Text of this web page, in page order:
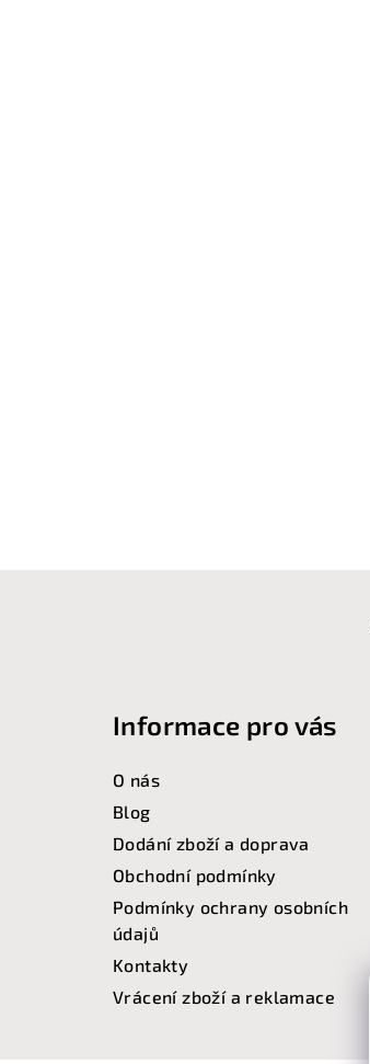
Informace pro vás
O nás
Blog
Dodání zboží a doprava
Obchodní podmínky
Podmínky ochrany osobních
údajů
Kontakty
Vrácení zboží a reklamace